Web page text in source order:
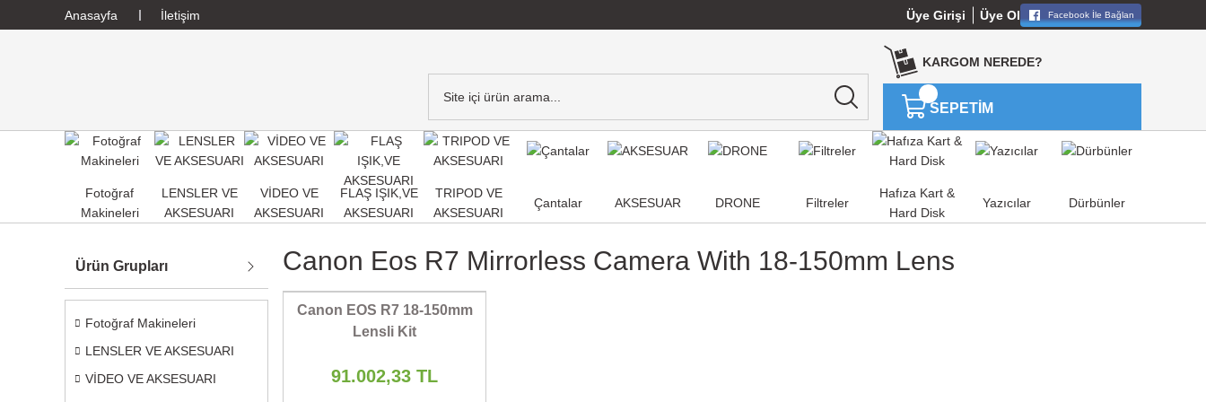
Anasayfa İletişim Üye Girişi Üye Ol Facebook İle Bağlan
KARGOM NEREDE?
SEPETİM
Fotoğraf
Makineleri
LENSLER VE
AKSESUARI
VİDEO VE
AKSESUARI
FLAŞ IŞIK,VE
AKSESUARI
TRIPOD VE
AKSESUARI
Çantalar AKSESUAR DRONE Filtreler
Hafıza Kart &
Hard Disk
Yazıcılar Dürbünler
Ürün Grupları
Fotoğraf Makineleri
LENSLER VE AKSESUARI
VİDEO VE AKSESUARI
Canon Eos R7 Mirrorless Camera With 18-150mm Lens
Canon EOS R7 18-150mm
Lensli Kit
91.002,33 TL